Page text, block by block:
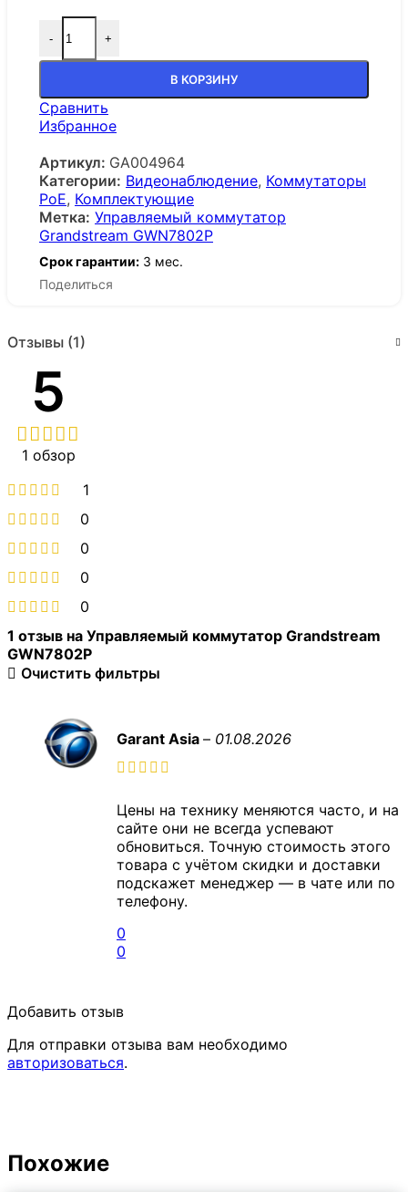
- +
В КОРЗИНУ
Сравнить
Избранное
Артикул: GA004964
Категории: Видеонаблюдение, Коммутаторы
PoE, Комплектующие
Метка: Управляемый коммутатор
Grandstream GWN7802P
Срок гарантии: 3 мес.
Поделиться
Отзывы (1)
5
1 обзор
1
0
0
0
0
1 отзыв на Управляемый коммутатор Grandstream
GWN7802P
Очистить фильтры
Garant Asia – 01.08.2026
Цены на технику меняются часто, и на
сайте они не всегда успевают
обновиться. Точную стоимость этого
товара с учётом скидки и доставки
подскажет менеджер — в чате или по
телефону.
0
0
Добавить отзыв
Для отправки отзыва вам необходимо
авторизоваться.
Похожие